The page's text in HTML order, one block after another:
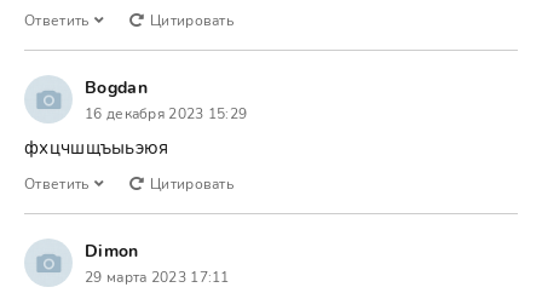
Ответить Цитировать
Bogdan
16 декабря 2023 15:29
фхцчшщъыьэюя
Ответить Цитировать
Dimon
29 марта 2023 17:11